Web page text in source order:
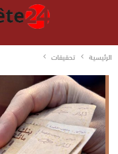
الرئيسية تحقيقات